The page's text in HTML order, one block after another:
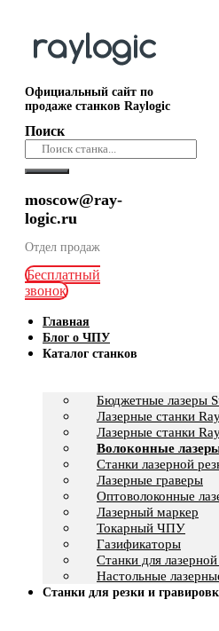
Официальный сайт по
продаже станков Raylogic
Поиск
moscow@ray-
logic.ru
Отдел продаж
Бесплатный
звонок
Главная
Блог о ЧПУ
Каталог станков
Бюджетные лазеры
Лазерные станки
Лазерные станки
Волоконные
Станки лазерной
Лазерные граверы
Оптоволоконные
Лазерный маркер
Токарный ЧПУ
Газификаторы
Cтанки для
Настольные
Станки для резки и